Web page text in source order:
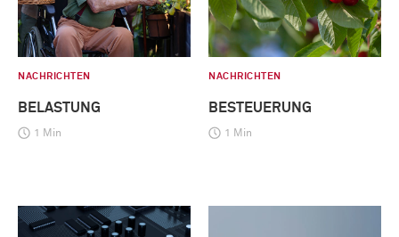
NACHRICHTEN
BELASTUNG
1 Min
NACHRICHTEN
BESTEUERUNG
1 Min